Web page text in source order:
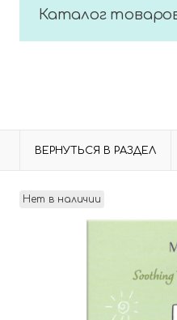
Каталог
ВЕРНУТЬСЯ В РАЗДЕЛ
Нет в наличии